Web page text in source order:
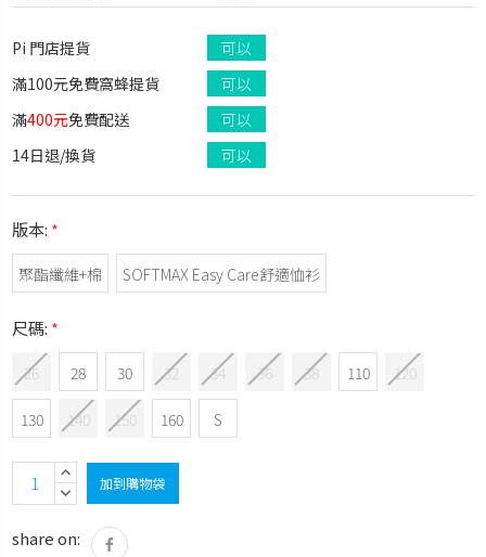
Pi 門店提貨
可以
滿100元免費窩蜂提貨
可以
滿400元免費配送
可以
14日退/換貨
可以
版本: *
聚酯纖維+棉 SOFTMAX Easy Care舒適恤衫
尺碼: *
26 28 30 32 34 36 38 110 120
130 140 150 160 S
張
INCREASE
QUANTITY:
DECREASE
share on: